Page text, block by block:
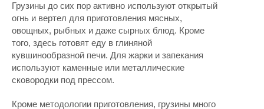
Грузины до сих пор активно используют открытый
огнь и вертел для приготовления мясных,
овощных, рыбных и даже сырных блюд. Кроме
того, здесь готовят еду в глиняной
кувшинообразной печи. Для жарки и запекания
используют каменные или металлические
сковородки под прессом.
Кроме методологии приготовления, грузины много